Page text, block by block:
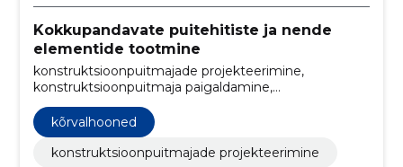
Kokkupandavate puitehitiste ja nende
elementide tootmine
konstruktsioonpuitmajade projekteerimine,
konstruktsioonpuitmaja paigaldamine,
konstruktsioonpuitmaja renoveerimine,
konstruktsioonpuitmaja laiendamine,
konstruktsioonpuitmaja remontimine,
kõrvalhooned
konstruktsioonpuitmajade projekteerimine